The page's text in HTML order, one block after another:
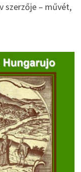
szerzője – művét,